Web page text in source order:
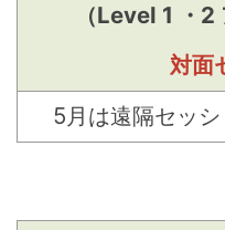
（Level 1 ・2
対面
5月は遠隔セッシ